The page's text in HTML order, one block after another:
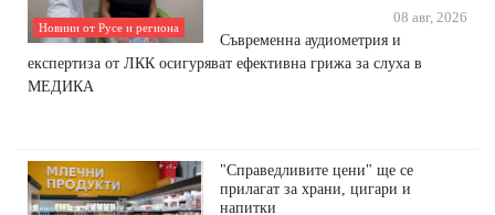
Новини от Русе и региона
08 авг, 2026
Съвременна аудиометрия и
експертиза от ЛКК осигуряват ефективна грижа за слуха в
МЕДИКА
"Справедливите цени" ще се
прилагат за храни, цигари и
напитки